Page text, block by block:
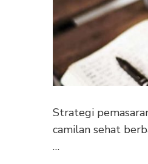
Strategi
camilan sehat
…